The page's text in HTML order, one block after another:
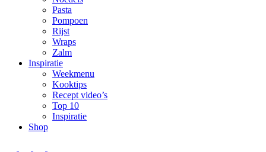
Pasta
Pompoen
Rijst
Wraps
Zalm
Inspiratie
Weekmenu
Kooktips
Recept video’s
Top 10
Inspiratie
Shop